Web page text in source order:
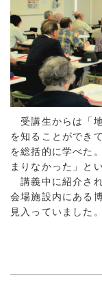
受講生からは「
を知ることができ
を総括的に学べた
まりなかった」と
講義中に紹介さ
会場施設内にある
見入っていました。